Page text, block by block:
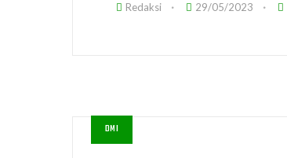
Redaksi 29/05/2023
DMI